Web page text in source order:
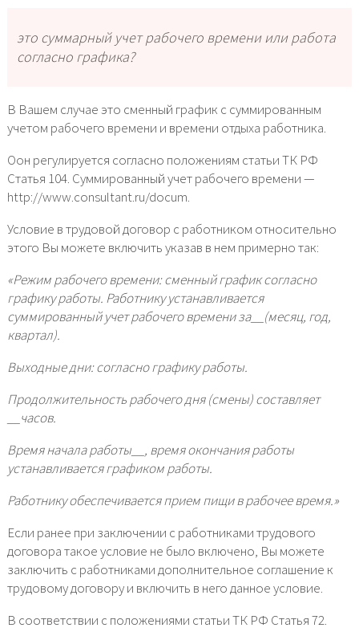
это суммарный учет рабочего времени или работа
согласно графика?
В Вашем случае это сменный график с суммированным
учетом рабочего времени и времени отдыха работника.
Оон регулируется согласно положениям статьи ТК РФ
Статья 104. Суммированный учет рабочего времени —
http://www.consultant.ru/docum.
Условие в трудовой договор с работником относительно
этого Вы можете включить указав в нем примерно так:
«Режим рабочего времени: сменный график согласно
графику работы. Работнику устанавливается
суммированный учет рабочего времени за__(месяц, год,
квартал).
Выходные дни: согласно графику работы.
Продолжительность рабочего дня (смены) составляет
__часов.
Время начала работы__, время окончания работы
устанавливается графиком работы.
Работнику обеспечивается прием пищи в рабочее время.»
Если ранее при заключении с работниками трудового
договора такое условие не было включено, Вы можете
заключить с работниками дополнительное соглашение к
трудовому договору и включить в него данное условие.
В соответствии с положениями статьи ТК РФ Статья 72.